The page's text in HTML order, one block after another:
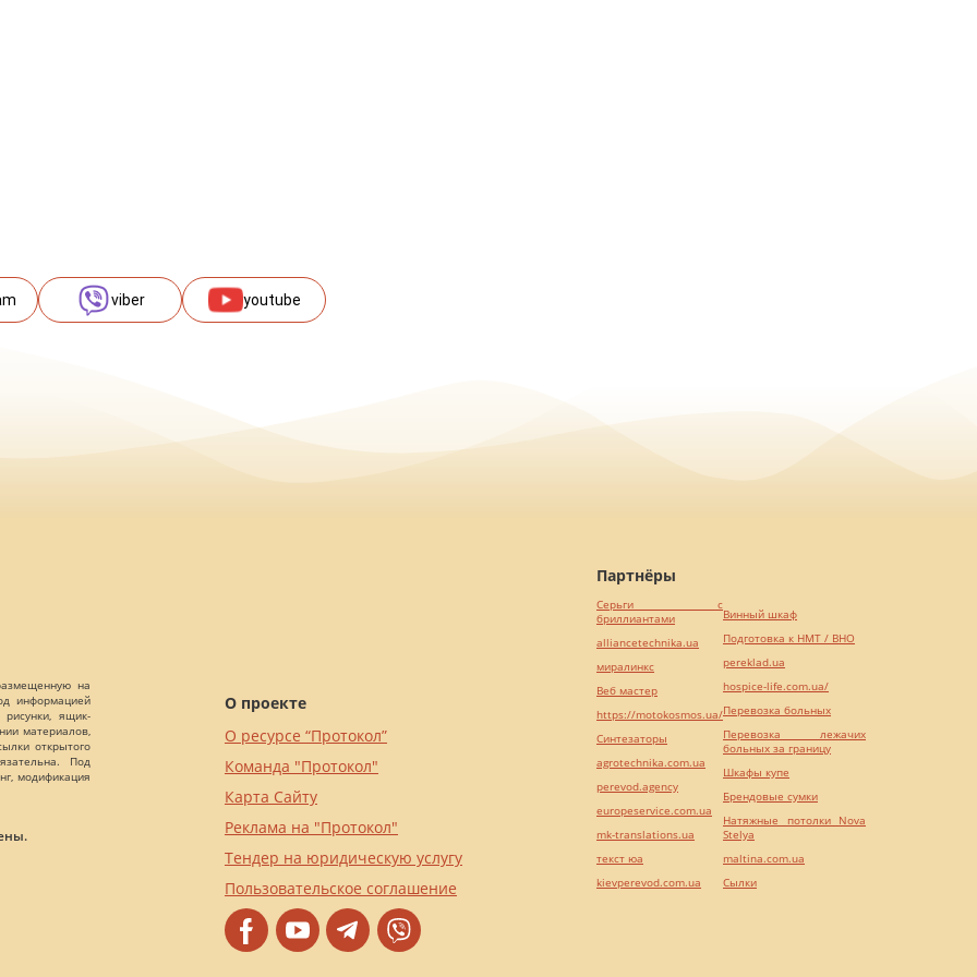
viber youtube
на
информацией
рисунки, ящик-
материалов,
открытого
Под
модификация
О проекте
О ресурсе “Протокол”
Команда "Протокол"
Карта Сайту
Реклама на "Протокол"
Тендер на юридическую услугу
Пользовательское соглашение
Партнёры
Серьги с
бриллиантами
alliancetechnika.ua
миралинкс
Веб мастер
https://motokosmos.ua/
Синтезаторы
agrotechnika.com.ua
perevod.agency
europeservice.com.ua
mk-translations.ua
текст юа
kievperevod.com.ua
Винный шкаф
Подготовка к НМТ / ВНО
pereklad.ua
hospice-life.com.ua/
Перевозка больных
Перевозка лежачих
больных за границу
Шкафы купе
Брендовые сумки
Натяжные потолки Nova
Stelya
maltina.com.ua
Cылки